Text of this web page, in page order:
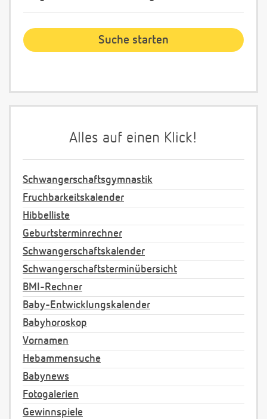
Alles auf einen Klick!
Schwangerschaftsgymnastik
Fruchbarkeitskalender
Hibbelliste
Geburtsterminrechner
Schwangerschaftskalender
Schwangerschaftsterminübersicht
BMI-Rechner
Baby-Entwicklungskalender
Babyhoroskop
Vornamen
Hebammensuche
Babynews
Fotogalerien
Gewinnspiele